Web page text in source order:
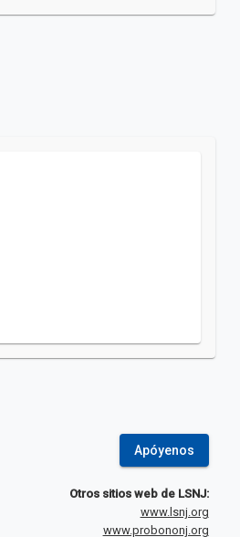
Apóyenos
Otros sitios web de LSNJ:
www.lsnj.org
www.probononj.org